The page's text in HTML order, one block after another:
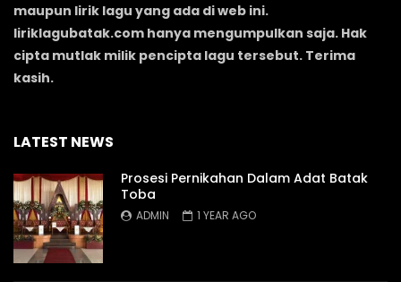
maupun lirik lagu yang ada di web ini.
liriklagubatak.com hanya mengumpulkan saja. Hak
cipta mutlak milik pencipta lagu tersebut. Terima
kasih.
LATEST NEWS
Prosesi Pernikahan Dalam Adat Batak
Toba
ADMIN 1 YEAR AGO